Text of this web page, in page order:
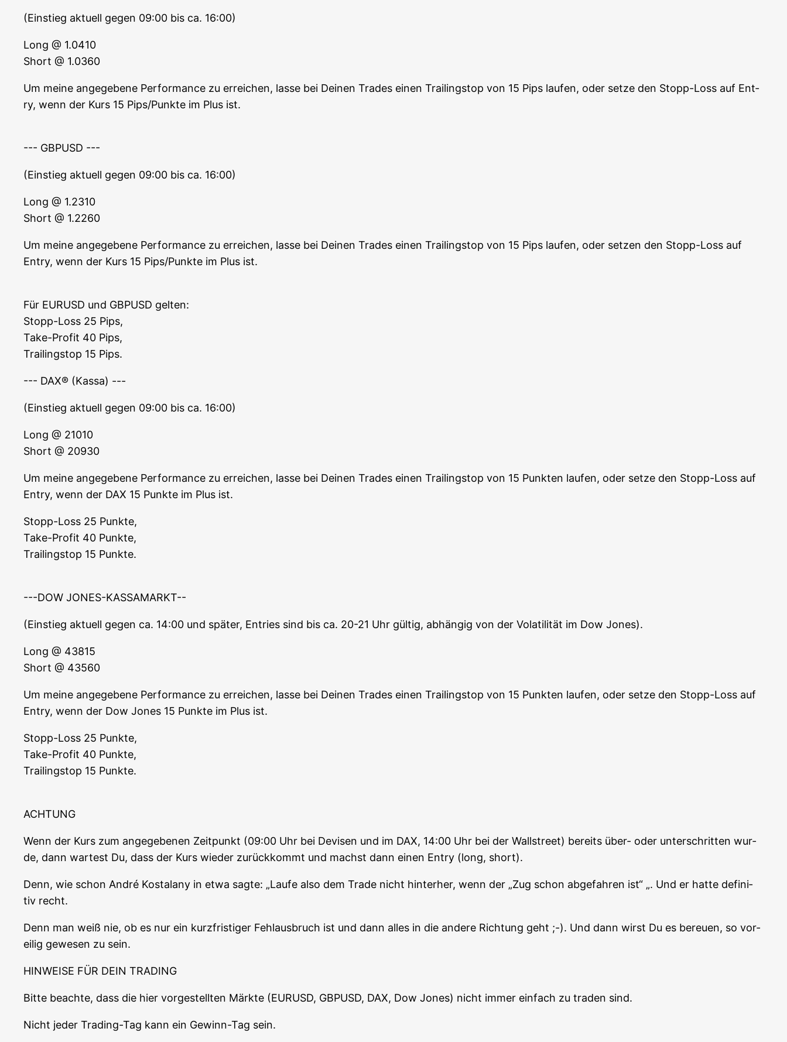
(Ein­stieg aktu­ell gegen 09:00 bis ca. 16:00)
Long @ 1.0410
Short @ 1.0360
Um mei­ne ange­ge­be­ne Per­for­mance zu errei­chen, las­se bei Dei­nen Trades einen Trai­lings­top von 15 Pips lau­fen, oder set­ze den Stopp-Loss auf Ent­
ry, wenn der Kurs 15 Pips/Punkte im Plus ist.
--- GBPUSD ---
(Ein­stieg aktu­ell gegen 09:00 bis ca. 16:00)
Long @ 1.2310
Short @ 1.2260
Um mei­ne ange­ge­be­ne Per­for­mance zu errei­chen, las­se bei Dei­nen Trades einen Trai­lings­top von 15 Pips lau­fen, oder set­zen den Stopp-Loss auf
Ent­ry, wenn der Kurs 15 Pips/Punkte im Plus ist.
Für EURUSD und GBPUSD gel­ten:
Stopp-Loss 25 Pips,
Take-Pro­fit 40 Pips,
Trai­lings­top 15 Pips.
--- DAX® (Kas­sa) ---
(Ein­stieg aktu­ell gegen 09:00 bis ca. 16:00)
Long @ 21010
Short @ 20930
Um mei­ne ange­ge­be­ne Per­for­mance zu errei­chen, las­se bei Dei­nen Trades einen Trai­lings­top von 15 Punk­ten lau­fen, oder set­ze den Stopp-Loss auf
Ent­ry, wenn der DAX 15 Punk­te im Plus ist.
Stopp-Loss 25 Punk­te,
Take-Pro­fit 40 Punk­te,
Trai­lings­top 15 Punkte.
---DOW JONES-KASSAMARKT--
(Ein­stieg aktu­ell gegen ca. 14:00 und spä­ter, Ent­ries sind bis ca. 20-21 Uhr gül­tig, abhän­gig von der Vola­ti­li­tät im Dow Jones).
Long @ 43815
Short @ 43560
Um mei­ne ange­ge­be­ne Per­for­mance zu errei­chen, las­se bei Dei­nen Trades einen Trai­lings­top von 15 Punk­ten lau­fen, oder set­ze den Stopp-Loss auf
Ent­ry, wenn der Dow Jones 15 Punk­te im Plus ist.
Stopp-Loss 25 Punk­te,
Take-Pro­fit 40 Punk­te,
Trai­lings­top 15 Punkte.
ACHTUNG
Wenn der Kurs zum ange­ge­be­nen Zeit­punkt (09:00 Uhr bei Devi­sen und im DAX, 14:00 Uhr bei der Wall­street) bereits über- oder unter­schrit­ten wur­
de, dann war­test Du, dass der Kurs wie­der zurück­kommt und machst dann einen Ent­ry (long, short).
Denn, wie schon André Kostala­ny in etwa sag­te: „Lau­fe also dem Trade nicht hin­ter­her, wenn der „Zug schon abge­fah­ren ist“ „. Und er hat­te defi­ni­
tiv recht.
Denn man weiß nie, ob es nur ein kurz­fris­ti­ger Fehl­aus­bruch ist und dann alles in die ande­re Rich­tung geht ;-). Und dann wirst Du es bereu­en, so vor­
ei­lig gewe­sen zu sein.
HINWEISE FÜR DEIN TRADING
Bit­te beach­te, dass die hier vor­ge­stell­ten Märk­te (EURUSD, GBPUSD, DAX, Dow Jones) nicht immer ein­fach zu traden sind.
Nicht jeder Tra­ding-Tag kann ein Gewinn-Tag sein.